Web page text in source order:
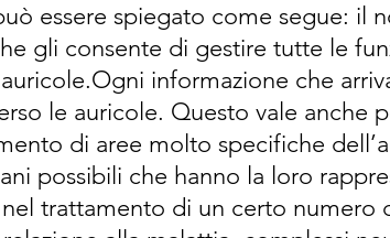
essere spiegato come segue: il
gli consente di gestire tutte le
informazione che
le auricole. Questo vale anche
di aree molto specifiche
possibili che hanno la loro
trattamento di un certo numero